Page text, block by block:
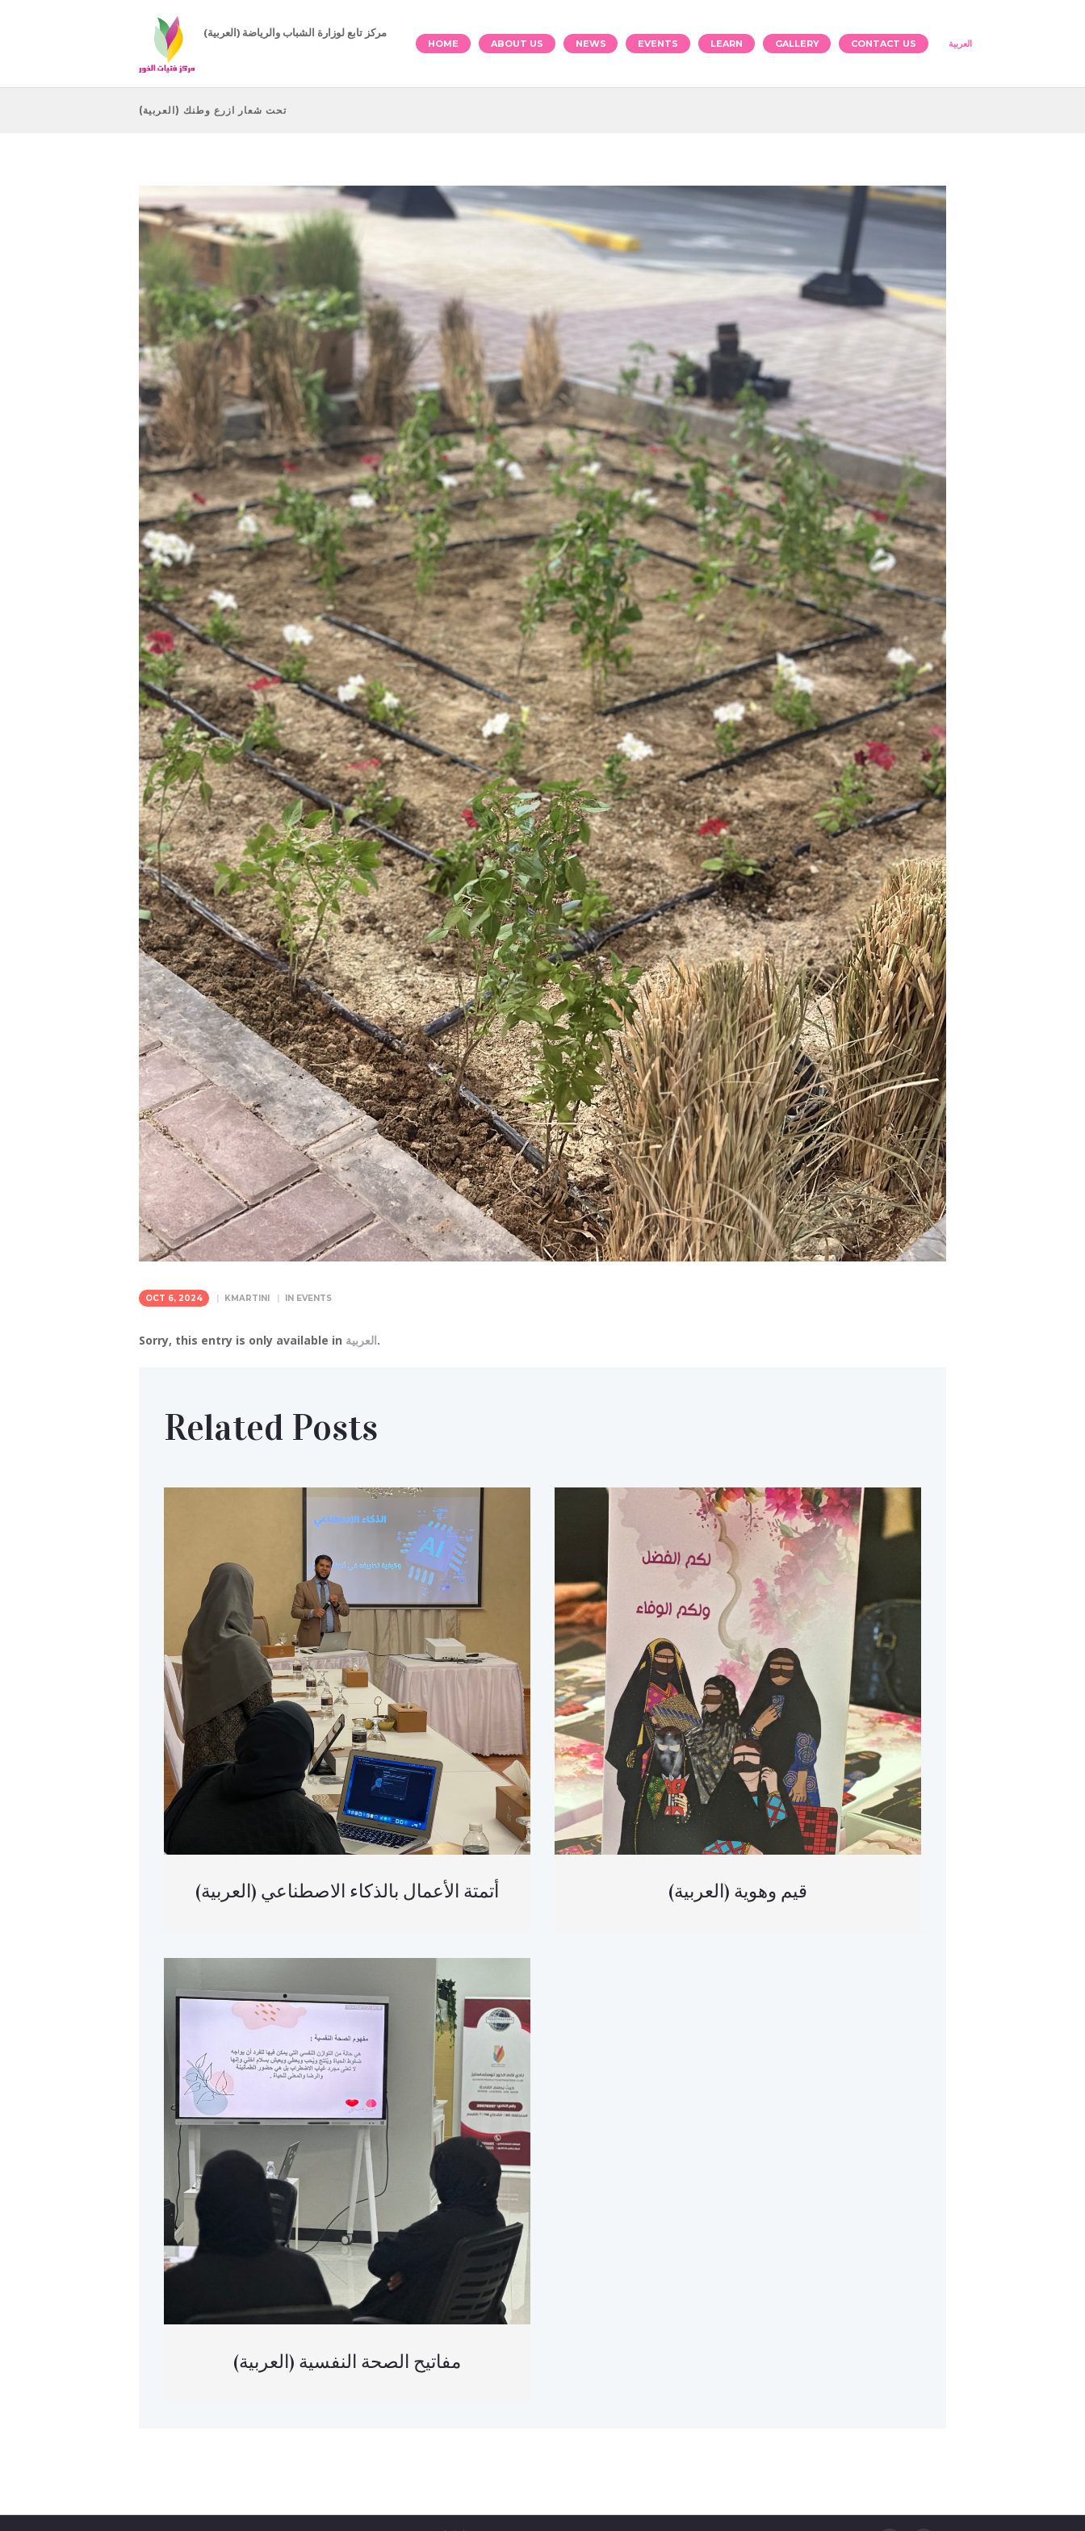
(العربية) مركز تابع لوزارة الشباب والرياضة
HOME ABOUT US NEWS EVENTS LEARN GALLERY CONTACT US العربية
(العربية) تحت شعار ازرع وطنك
OCT 6, 2024 KMARTINI IN EVENTS
Sorry, this entry is only available in العربية.
Related Posts
(العربية) أتمتة الأعمال بالذكاء الاصطناعي (العربية) قيم وهوية
(العربية) مفاتيح الصحة النفسية